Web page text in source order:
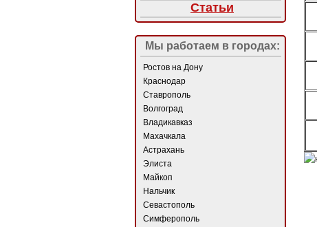
Статьи
Мы работаем в городах:
Ростов на Дону
Краснодар
Ставрополь
Волгоград
Владикавказ
Махачкала
Астрахань
Элиста
Майкоп
Нальчик
Севастополь
Симферополь